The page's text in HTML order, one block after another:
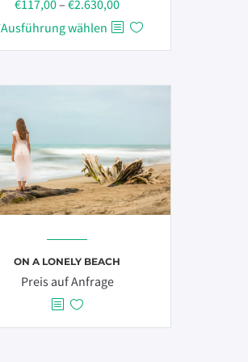
€117,00– €2.630,00Preisspanne:
€117,00
Ausführung wählen
Dieses
Produkt
mehrere
Die
Optionen
können
auf
gewählt
werden
ON A LONELY BEACH
Preis auf Anfrage